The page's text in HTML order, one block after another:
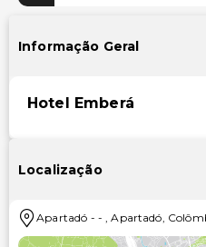
Informação Geral
Hotel Emberá
Localização
Apartadó - -,Apartadó,